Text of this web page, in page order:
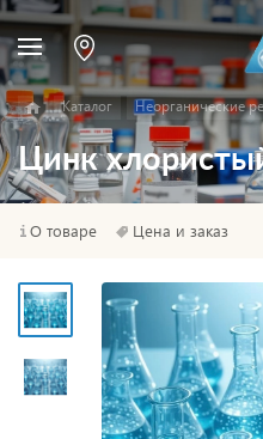
Каталог Неорганические
Цинк
О товаре Цена и заказ